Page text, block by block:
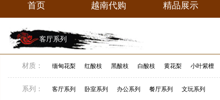
首页 越南代购 精品展示
客厅系列
材质： 缅甸花梨 红酸枝 黑酸枝 白酸枝 黄花梨 小叶紫檀
系列： 客厅系列 卧室系列 办公系列 餐厅系列 文玩系列